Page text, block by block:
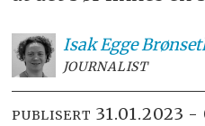
IsakEgge
JOURNALIST
PUBLISERT 31.01.2023 -